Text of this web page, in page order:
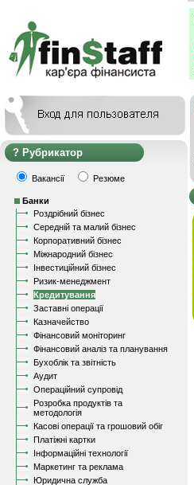
Рубрикатор
Вакансії Резюме
Банки
Роздрібний бізнес
Середній та малий бізнес
Корпоративний бізнес
Міжнародний бізнес
Інвестиційний бізнес
Ризик-менеджмент
Кредитування
Заставні операції
Казначейство
Фінансовий моніторинг
Фінансовий аналіз та планування
Бухоблік та звітність
Аудит
Операційний супровід
Розробка продуктів та
методологія
Касові операції та грошовий обіг
Платіжні картки
Інформаційні технології
Маркетинг та реклама
Юридична служба